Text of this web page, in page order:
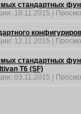
стандартных
18.11.2015
12.11.2015
стандартных
T6 (SF)
03.11.2015